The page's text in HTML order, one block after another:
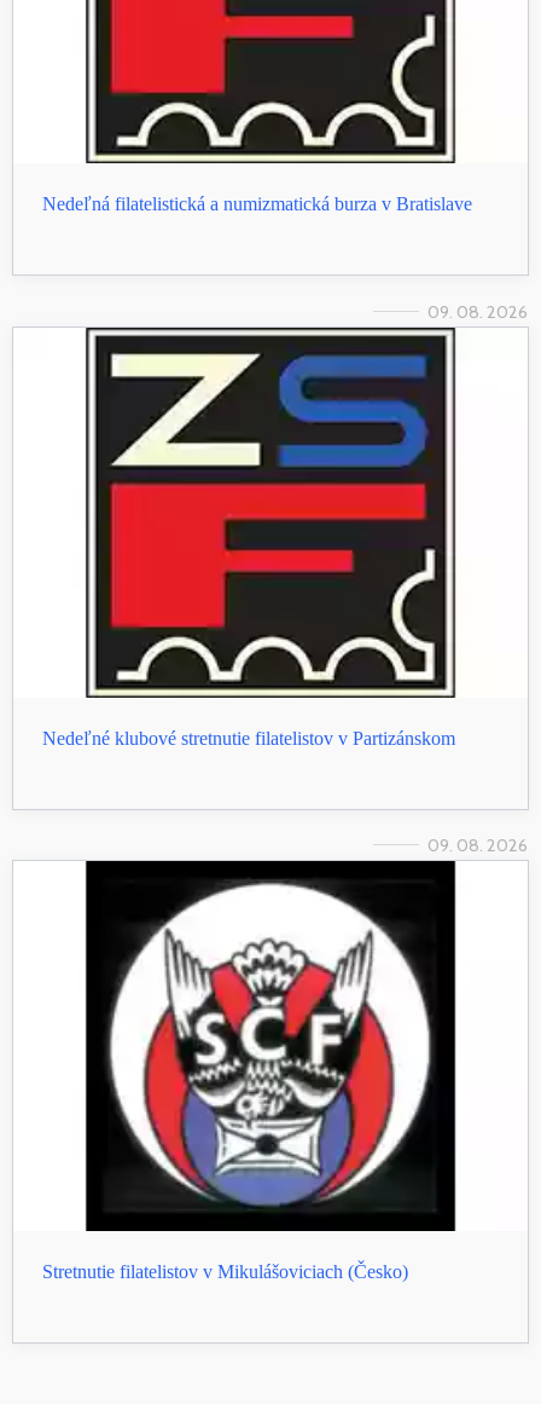
Nedeľná filatelistická a numizmatická burza v Bratislave
09. 08. 2026
Nedeľné klubové stretnutie filatelistov v Partizánskom
09. 08. 2026
Stretnutie filatelistov v Mikulášoviciach (Česko)